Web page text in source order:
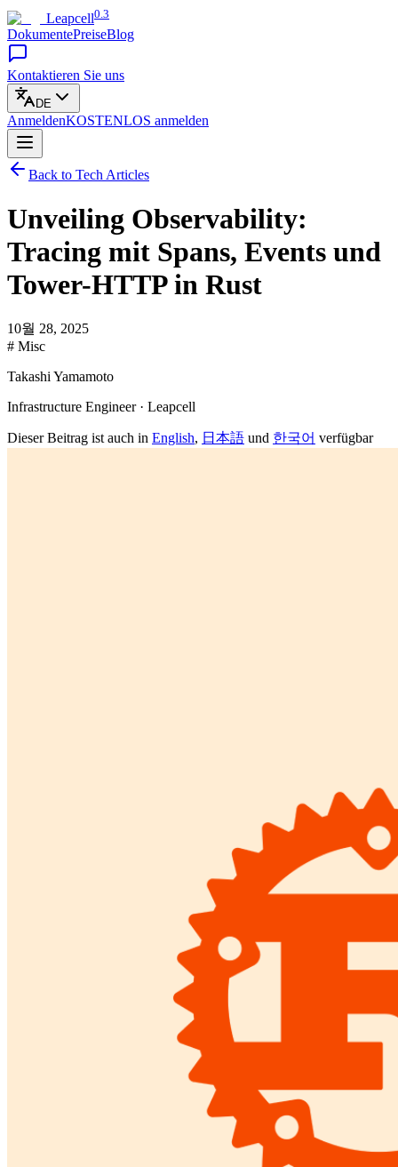
Leapcell0.3
DokumentePreiseBlog
Kontaktieren Sie uns
DE
AnmeldenKOSTENLOS anmelden
Back to Tech Articles
Unveiling Observability:
Tracing mit Spans, Events und
Tower-HTTP in Rust
10월 28, 2025
# Misc
Takashi Yamamoto
Infrastructure Engineer · Leapcell
Dieser Beitrag ist auch in English, 日本語 und 한국어 verfügbar